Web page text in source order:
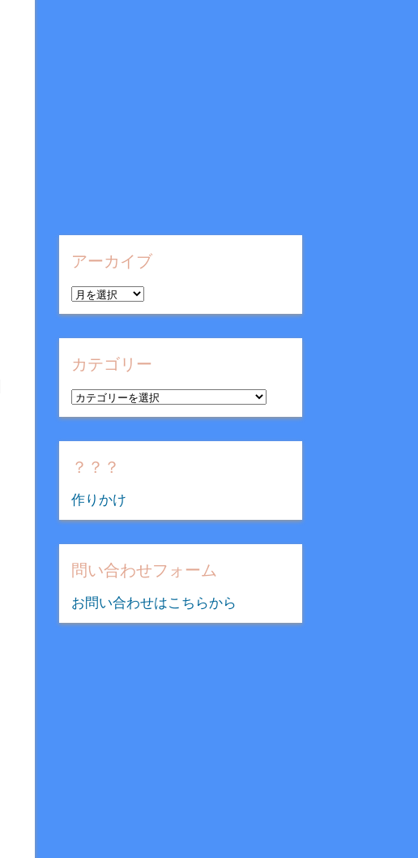
アーカイブ
ア
ー
カ
イ
カテゴリー
カ
テ
ゴ
リ
？？？
作りかけ
問い合わせフォーム
お問い合わせはこちらから